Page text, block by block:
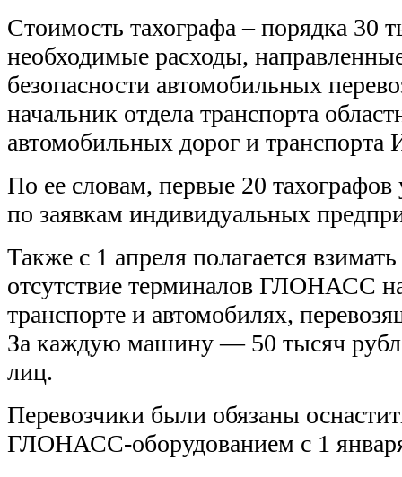
Стоимость тахографа – порядка 30
необходимые расходы,
безопасности автомобильных
начальник отдела транспорта
автомобильных дорог и транспорта
По ее словам, первые 20 тахографов
по заявкам индивидуальных
Также с 1 апреля полагается
отсутствие терминалов ГЛОНАСС
транспорте и автомобилях,
За каждую машину — 50 тысяч
лиц.
Перевозчики были обязаны
ГЛОНАСС-оборудованием с 1 января